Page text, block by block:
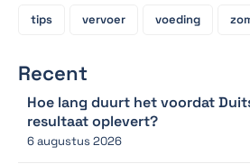
tips vervoer voeding
Recent
Hoe lang duurt het voordat
resultaat oplevert?
6 augustus 2026